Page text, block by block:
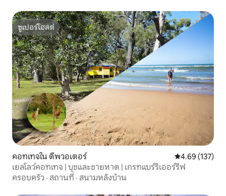
ซูเปอร์โฮสต์
ซูเปอร์โฮสต์
คอทเทจใน ดีพวอเตอร์ คะแนนเฉลี่ย
4.69 (137)
เยลโลว์คอทเทจ | บุชและชายหาด | เกรทแบร์ริเออร์รีฟ
ครอบครัว · สถานที่ · สนามหลังบ้าน